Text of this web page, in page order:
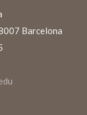
Barcelona